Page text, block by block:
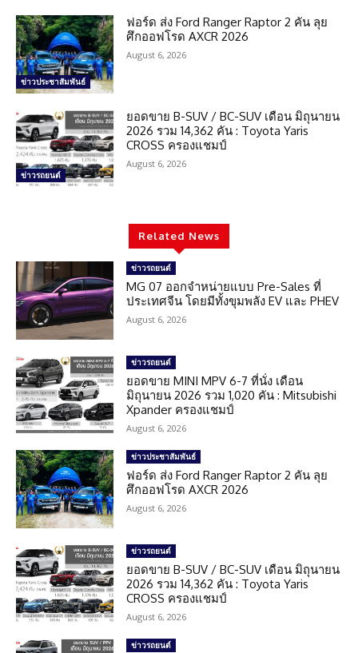
ข่าวประชาสัมพันธ์
ฟอร์ด ส่ง Ford Ranger Raptor 2 คัน ลุย
ศึกออฟโรด AXCR 2026
August 6, 2026
ข่าวรถยนต์
ยอดขาย B-SUV / BC-SUV เดือน มิถุนายน
2026 รวม 14,362 คัน : Toyota Yaris
CROSS ครองแชมป์
August 6, 2026
Related News
ข่าวรถยนต์
MG 07 ออกจำหน่ายแบบ Pre-Sales ที่
ประเทศจีน โดยมีทั้งขุมพลัง EV และ PHEV
August 6, 2026
ข่าวรถยนต์
ยอดขาย MINI MPV 6-7 ที่นั่ง เดือน
มิถุนายน 2026 รวม 1,020 คัน : Mitsubishi
Xpander ครองแชมป์
August 6, 2026
ข่าวประชาสัมพันธ์
ฟอร์ด ส่ง Ford Ranger Raptor 2 คัน ลุย
ศึกออฟโรด AXCR 2026
August 6, 2026
ข่าวรถยนต์
ยอดขาย B-SUV / BC-SUV เดือน มิถุนายน
2026 รวม 14,362 คัน : Toyota Yaris
CROSS ครองแชมป์
August 6, 2026
ข่าวรถยนต์